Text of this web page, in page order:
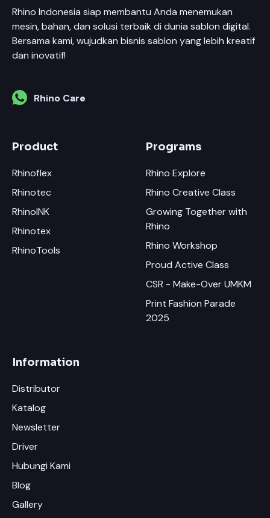
Rhino Indonesia siap membantu Anda menemukan
mesin, bahan, dan solusi terbaik di dunia sablon digital.
Bersama kami, wujudkan bisnis sablon yang lebih kreatif
dan inovatif!
Rhino Care
Product
Rhinoflex
Rhinotec
RhinoINK
Rhinotex
RhinoTools
Programs
Rhino Explore
Rhino Creative Class
Growing Together with
Rhino
Rhino Workshop
Proud Active Class
CSR - Make-Over UMKM
Print Fashion Parade
2025
Information
Distributor
Katalog
Newsletter
Driver
Hubungi Kami
Blog
Gallery